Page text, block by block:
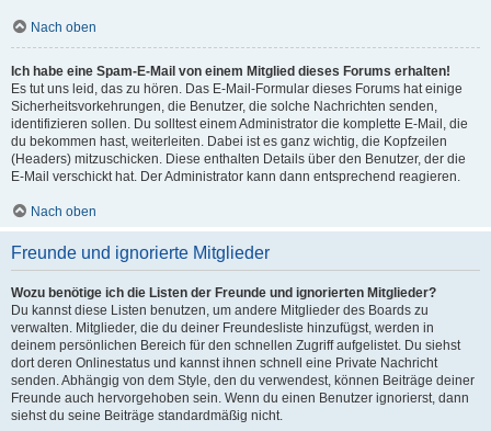
Nach oben
Ich habe eine Spam-E-Mail von einem Mitglied dieses Forums erhalten!
Es tut uns leid, das zu hören. Das E-Mail-Formular dieses Forums hat einige
Sicherheitsvorkehrungen, die Benutzer, die solche Nachrichten senden,
identifizieren sollen. Du solltest einem Administrator die komplette E-Mail, die
du bekommen hast, weiterleiten. Dabei ist es ganz wichtig, die Kopfzeilen
(Headers) mitzuschicken. Diese enthalten Details über den Benutzer, der die
E-Mail verschickt hat. Der Administrator kann dann entsprechend reagieren.
Nach oben
Freunde und ignorierte Mitglieder
Wozu benötige ich die Listen der Freunde und ignorierten Mitglieder?
Du kannst diese Listen benutzen, um andere Mitglieder des Boards zu
verwalten. Mitglieder, die du deiner Freundesliste hinzufügst, werden in
deinem persönlichen Bereich für den schnellen Zugriff aufgelistet. Du siehst
dort deren Onlinestatus und kannst ihnen schnell eine Private Nachricht
senden. Abhängig von dem Style, den du verwendest, können Beiträge deiner
Freunde auch hervorgehoben sein. Wenn du einen Benutzer ignorierst, dann
siehst du seine Beiträge standardmäßig nicht.